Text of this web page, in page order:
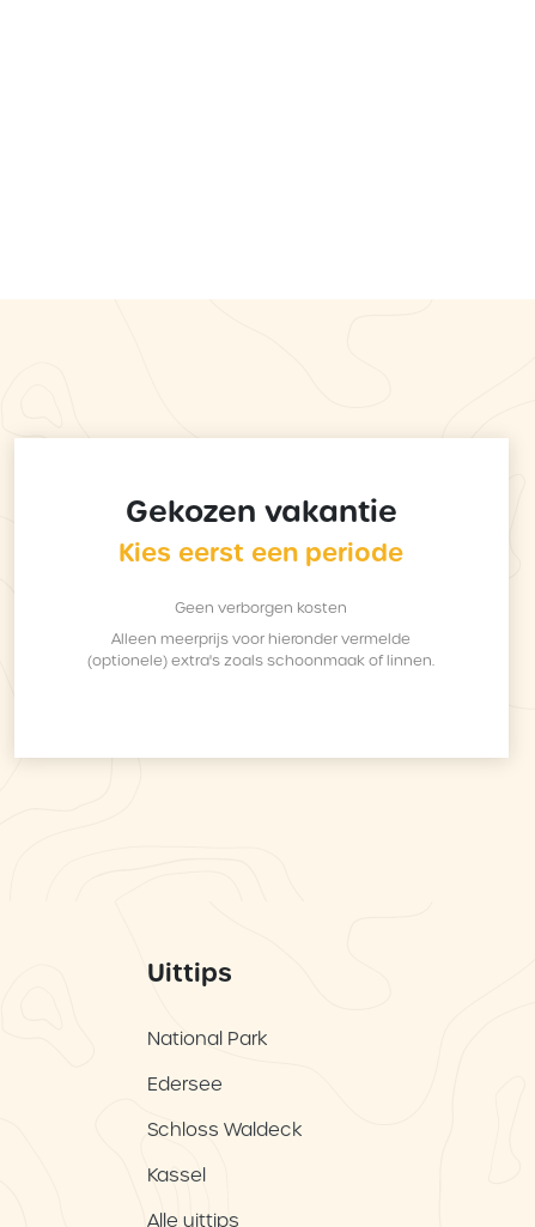
Gekozen vakantie
Kies eerst een periode
Geen verborgen kosten
Alleen meerprijs voor hieronder vermelde
(optionele) extra's zoals schoonmaak of linnen.
Uittips
National Park
Edersee
Schloss Waldeck
Kassel
Alle uittips